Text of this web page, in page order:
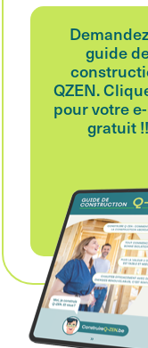
guide
QZEN.
pour votre
gratuit !!